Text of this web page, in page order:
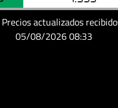
Precios actualizados
05/08/2026 08:33